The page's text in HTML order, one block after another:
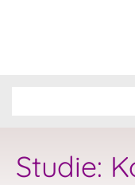
Studie: